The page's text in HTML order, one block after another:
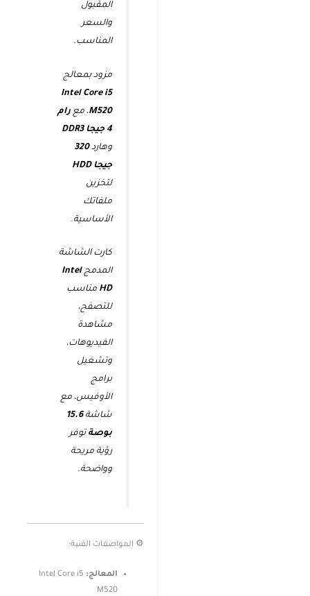
المقبول
والسعر
المناسب.
مزود بمعالج
Intel Core i5
M520، معرام
4 جيجا DDR3
وهارد320
جيجا HDD
لتخزين
ملفاتك
الأساسية.
كارت الشاشة
المدمجIntel
HD مناسب
للتصفح،
مشاهدة
الفيديوهات،
وتشغيل
برامج
الأوفيس، مع
شاشة15.6
بوصة توفر
رؤية مريحة
وواضحة.
⚙️ المواصفات الفنية:
المعالج: Intel Core i5
M520